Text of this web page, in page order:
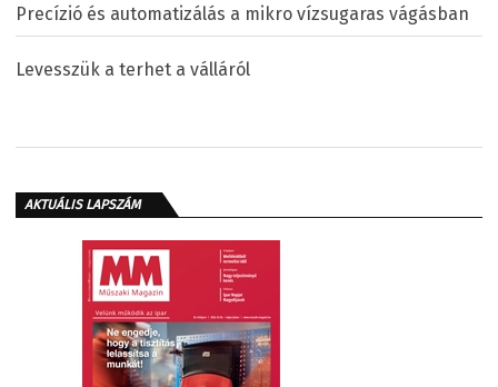
Precízió és automatizálás a mikro vízsugaras vágásban
Levesszük a terhet a válláról
AKTUÁLIS LAPSZÁM